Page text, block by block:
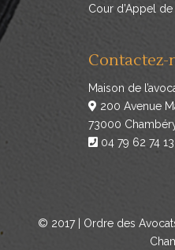
Cour d’Appel
Contactez-
Maison de
200 Avenue
73000
04 79 62 74 13
© 2017 | Ordre des